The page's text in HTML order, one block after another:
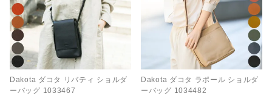
Dakota ダコタ リバティ ショルダ
ーバッグ 1033467
Dakota ダコタ ラポール ショルダ
ーバッグ 1034482